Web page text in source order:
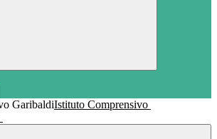
Istituto Comprensivo